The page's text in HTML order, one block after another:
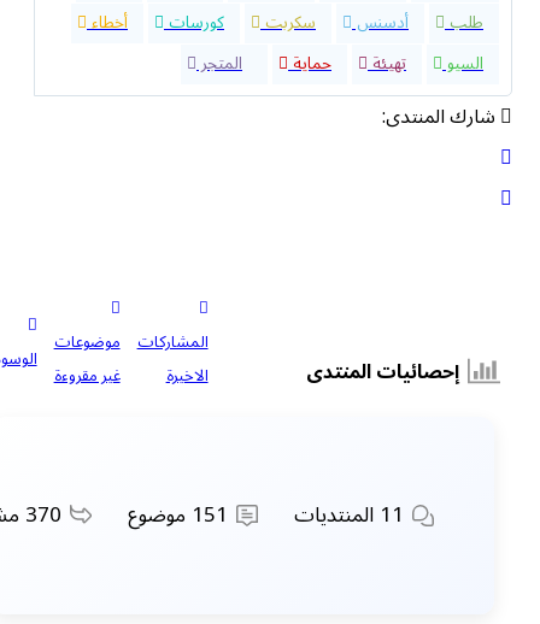
طلب أدسنس سكربت كورسات
أخطاء
السيو تهيئة حماية المتجر
شارك المنتدى:
إحصائيات المنتدى
المشاركات
الاخيرة
موضوعات
غير مقروءة
الوسوم
11 المنتديات 151موضوع 370